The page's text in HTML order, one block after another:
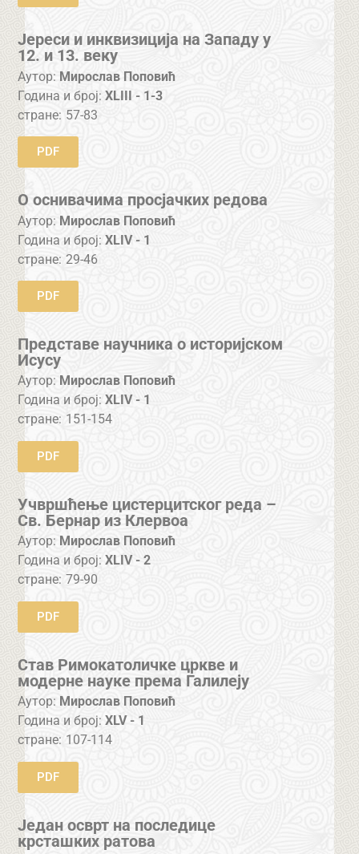
Јереси и инквизиција на Западу у
12. и 13. веку
Аутор: Мирослав Поповић
Година и број:XLIII - 1-3
стране: 57-83
PDF
О оснивачима просјачких редова
Аутор: Мирослав Поповић
Година и број:XLIV - 1
стране: 29-46
PDF
Представе научника о историјском
Исусу
Аутор: Мирослав Поповић
Година и број:XLIV - 1
стране: 151-154
PDF
Учвршћење цистерцитског реда –
Св. Бернар из Клервоа
Аутор: Мирослав Поповић
Година и број:XLIV - 2
стране: 79-90
PDF
Став Римокатоличке цркве и
модерне науке према Галилеју
Аутор: Мирослав Поповић
Година и број:XLV - 1
стране: 107-114
PDF
Један осврт на последице
крсташких ратова